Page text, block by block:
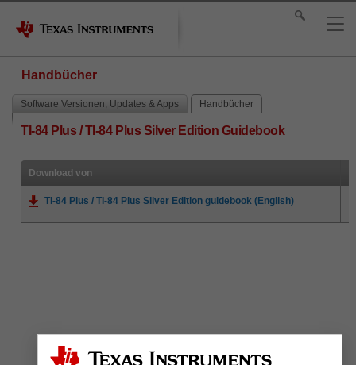
Handbücher
Software Versionen, Updates & Apps Handbücher
TI-84 Plus / TI-84 Plus Silver Edition Guidebook
Download von
TI-84 Plus / TI-84 Plus Silver Edition guidebook (English)